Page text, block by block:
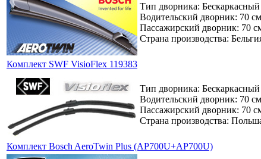
Тип дворника: Бескаркасный
Водительский дворник: 70 см
Пассажирский дворник: 70
Страна производства:
Комплект SWF VisioFlex 119383
Тип дворника: Бескаркасный
Водительский дворник: 70 см
Пассажирский дворник: 70
Страна производства:
Комплект Bosch AeroTwin Plus (AP700U+AP700U)